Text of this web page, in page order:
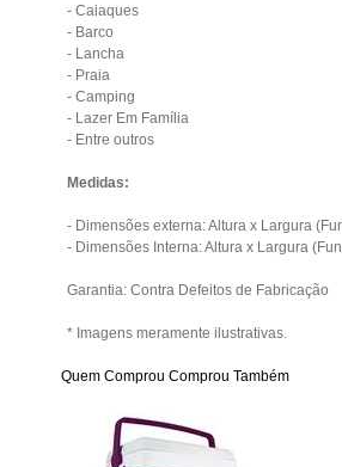
- Caiaques
- Barco
- Lancha
- Praia
- Camping
- Lazer Em Família
- Entre outros
Medidas:
- Dimensões externa: Altura x Largura
- Dimensões Interna: Altura x Largura
Garantia: Contra Defeitos de Fabricação
* Imagens meramente ilustrativas.
Quem Comprou Comprou Também